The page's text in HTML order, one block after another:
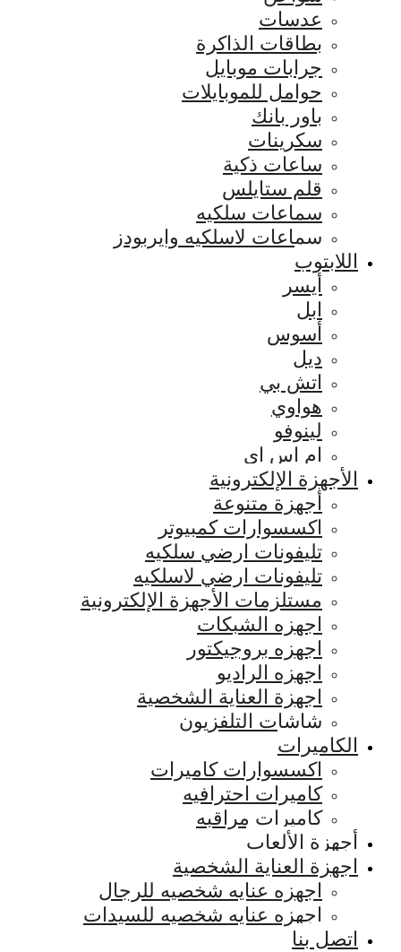
عدسات
بطاقات الذاكرة
جرابات موبايل
حوامل للموبايلات
باور بانك
سكرينات
ساعات ذكية
قلم ستايلس
سماعات سلكيه
سماعات لاسلكيه وايربودز
اللابتوب
أيسر
ابل
أسوس
ديل
اتش بي
هواوي
لينوفو
ام اس اي
الأجهزة الإلكترونية
أجهزة متنوعة
اكسسوارات كمبيوتر
تليفونات ارضي سلكيه
تليفونات ارضي لاسلكيه
مستلزمات الأجهزة الإلكترونية
اجهزه الشبكات
اجهزه بروجيكتور
اجهزه الراديو
اجهزة العناية الشخصية
شاشات التلفزيون
الكاميرات
اكسسوارات كاميرات
كاميرات احترافيه
كاميرات مراقبه
أجهزة الألعاب
اجهزة العناية الشخصية
اجهزه عنايه شخصيه للرجال
اجهزه عنايه شخصيه للسيدات
اتصل بنا